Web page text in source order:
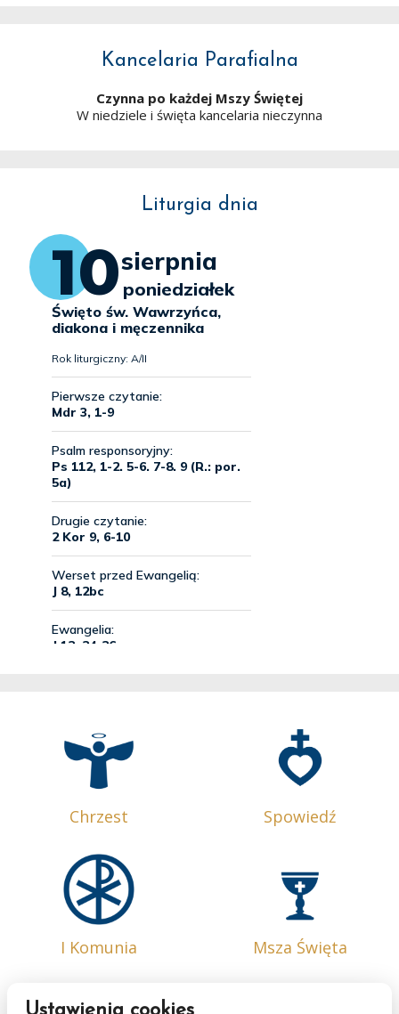
Kancelaria Parafialna
Czynna po każdej Mszy Świętej
W niedziele i święta kancelaria nieczynna
Liturgia dnia
Chrzest Spowiedź
I Komunia Msza Święta